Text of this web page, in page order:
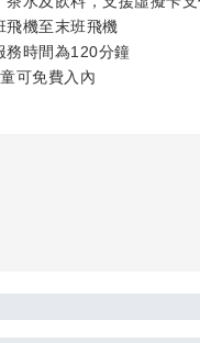
飛機至末班飛機
務時間為120分鐘
可免費入內